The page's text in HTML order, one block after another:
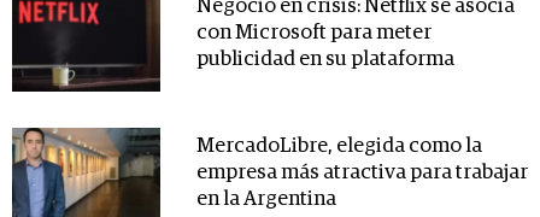
Negocio en crisis: Netflix se asocia
con Microsoft para meter
publicidad en su plataforma
MercadoLibre, elegida como la
empresa más atractiva para trabajar
en la Argentina